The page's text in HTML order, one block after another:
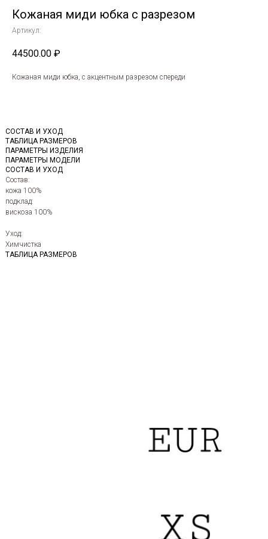
Кожаная миди юбка с разрезом
Артикул:
44500.00 ₽
Кожаная миди юбка, с акцентным разрезом спереди
СОСТАВ И УХОД
ТАБЛИЦА РАЗМЕРОВ
ПАРАМЕТРЫ ИЗДЕЛИЯ
ПАРАМЕТРЫ МОДЕЛИ
СОСТАВ И УХОД
Состав:
кожа 100%
подклад:
вискоза 100%
Уход:
Химчистка
ТАБЛИЦА РАЗМЕРОВ